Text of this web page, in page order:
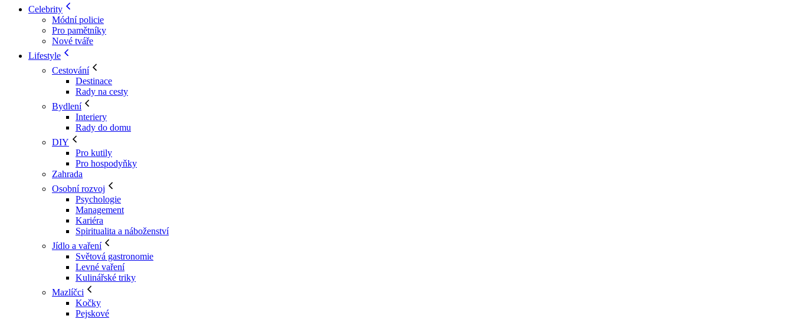
Celebrity
Módní policie
Pro pamětníky
Nové tváře
Lifestyle
Cestování
Destinace
Rady na cesty
Bydlení
Interiery
Rady do domu
DIY
Pro kutily
Pro hospodyňky
Zahrada
Osobní rozvoj
Psychologie
Management
Kariéra
Spiritualita a náboženství
Jídlo a vaření
Světová gastronomie
Levné vaření
Kulinářské triky
Mazlíčci
Kočky
Pejskové